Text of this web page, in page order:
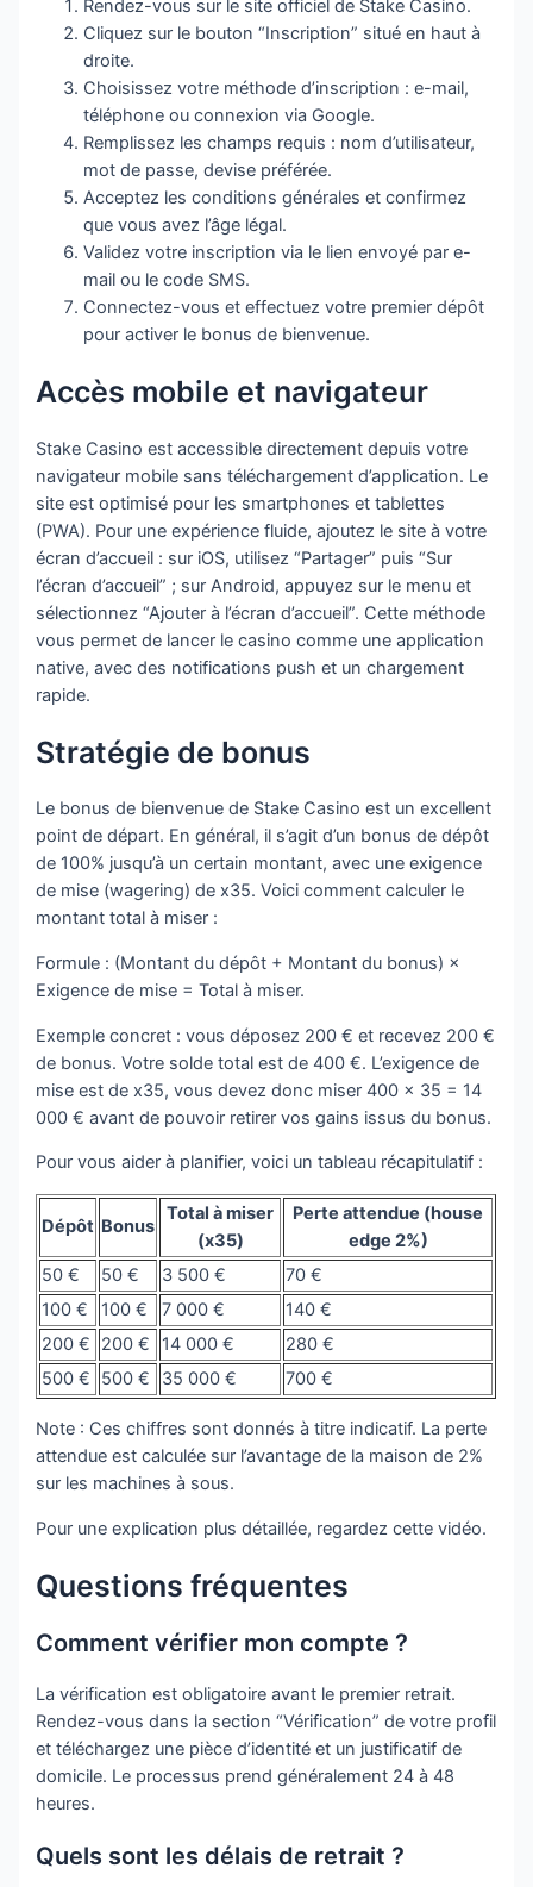
Rendez-vous sur le site officiel de Stake Casino.
Cliquez sur le bouton “Inscription” situé en haut à
droite.
Choisissez votre méthode d’inscription : e-mail,
téléphone ou connexion via Google.
Remplissez les champs requis : nom d’utilisateur,
mot de passe, devise préférée.
Acceptez les conditions générales et confirmez
que vous avez l’âge légal.
Validez votre inscription via le lien envoyé par e-
mail ou le code SMS.
Connectez-vous et effectuez votre premier dépôt
pour activer le bonus de bienvenue.
Accès mobile et navigateur
Stake Casino est accessible directement depuis votre
navigateur mobile sans téléchargement d’application. Le
site est optimisé pour les smartphones et tablettes
(PWA). Pour une expérience fluide, ajoutez le site à votre
écran d’accueil : sur iOS, utilisez “Partager” puis “Sur
l’écran d’accueil” ; sur Android, appuyez sur le menu et
sélectionnez “Ajouter à l’écran d’accueil”. Cette méthode
vous permet de lancer le casino comme une application
native, avec des notifications push et un chargement
rapide.
Stratégie de bonus
Le bonus de bienvenue de Stake Casino est un excellent
point de départ. En général, il s’agit d’un bonus de dépôt
de 100% jusqu’à un certain montant, avec une exigence
de mise (wagering) de x35. Voici comment calculer le
montant total à miser :
Formule : (Montant du dépôt + Montant du bonus) ×
Exigence de mise = Total à miser.
Exemple concret : vous déposez 200 € et recevez 200 €
de bonus. Votre solde total est de 400 €. L’exigence de
mise est de x35, vous devez donc miser 400 × 35 = 14
000 € avant de pouvoir retirer vos gains issus du bonus.
Pour vous aider à planifier, voici un tableau récapitulatif :
Dépôt Bonus
Total à miser
(x35)
Perte attendue (house
edge 2%)
50 €
50 € 3 500 €
70 €
100 €
100 € 7 000 €
140 €
200 €
200 € 14 000 €
280 €
500 €
500 € 35 000 € 700 €
Note : Ces chiffres sont donnés à titre indicatif. La perte
attendue est calculée sur l’avantage de la maison de 2%
sur les machines à sous.
Pour une explication plus détaillée, regardez cette vidéo.
Questions fréquentes
Comment vérifier mon compte ?
La vérification est obligatoire avant le premier retrait.
Rendez-vous dans la section “Vérification” de votre profil
et téléchargez une pièce d’identité et un justificatif de
domicile. Le processus prend généralement 24 à 48
heures.
Quels sont les délais de retrait ?